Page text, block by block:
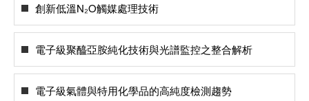
創新低溫N₂O觸媒處理技術
電子級聚醯亞胺純化技術與光譜監控之整合解析
電子級氣體與特用化學品的高純度檢測趨勢